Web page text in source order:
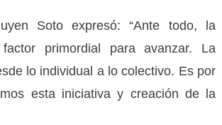
Soto expresó: “Ante todo, la
primordial para avanzar. La
lo individual a lo colectivo. Es por
esta iniciativa y creación de la